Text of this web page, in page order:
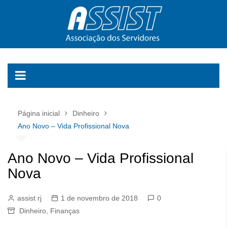
Página inicial
Dinheiro
Ano Novo – Vida Profissional Nova
Ano Novo – Vida Profissional
Nova
assist rj 1 de novembro de 2018
0
Dinheiro Finanças